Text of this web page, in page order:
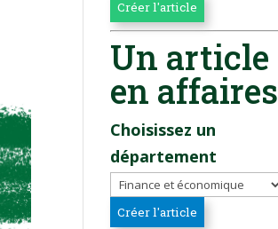
Un article
en affaires
Choisissez un
département